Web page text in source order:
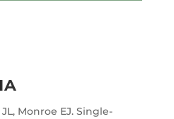
Monroe EJ. Single-